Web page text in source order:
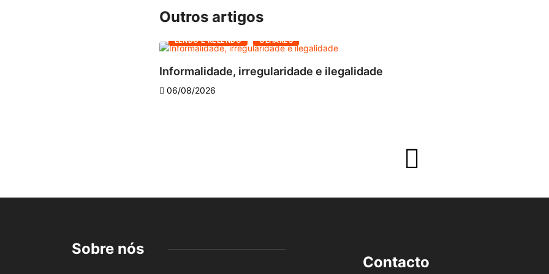
Outros artigos
LENDO E RELENDO OLHARES
Informalidade, irregularidade e ilegalidade
06/08/2026
Sobre nós
Contacto